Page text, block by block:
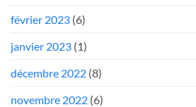
février 2023 (6)
janvier 2023 (1)
décembre 2022 (8)
novembre 2022 (6)